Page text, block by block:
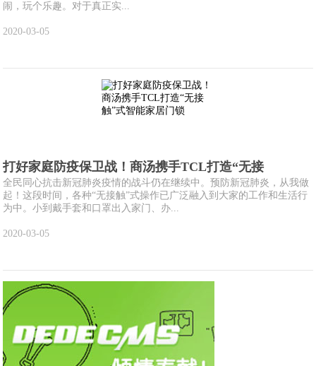
闹，玩个乐趣。对于真正实...
2020-03-05
打好家庭防疫保卫战！商汤携手TCL打造“无接
全民同心抗击新冠肺炎疫情的战斗仍在继续中。预防新冠肺炎，从我做
起！这段时间，各种“无接触”式操作已广泛融入到大家的工作和生活行
为中。小到戴手套和口罩出入家门、办...
2020-03-05